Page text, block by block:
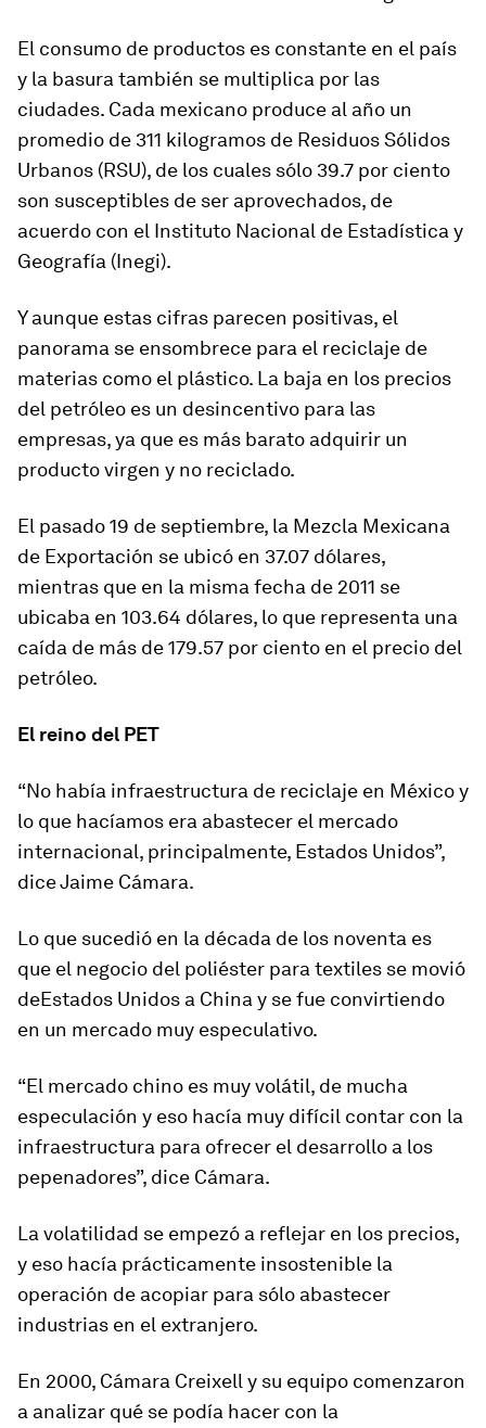
El consumo de productos es constante en el país
y la basura también se multiplica por las
ciudades. Cada mexicano produce al año un
promedio de 311 kilogramos de Residuos Sólidos
Urbanos (RSU), de los cuales sólo 39.7 por ciento
son susceptibles de ser aprovechados, de
acuerdo con el Instituto Nacional de Estadística y
Geografía (Inegi).
Y aunque estas cifras parecen positivas, el
panorama se ensombrece para el reciclaje de
materias como el plástico. La baja en los precios
del petróleo es un desincentivo para las
empresas, ya que es más barato adquirir un
producto virgen y no reciclado.
El pasado 19 de septiembre, la Mezcla Mexicana
de Exportación se ubicó en 37.07 dólares,
mientras que en la misma fecha de 2011 se
ubicaba en 103.64 dólares, lo que representa una
caída de más de 179.57 por ciento en el precio del
petróleo.
El reino del PET
“No había infraestructura de reciclaje en México y
lo que hacíamos era abastecer el mercado
internacional, principalmente, Estados Unidos”,
dice Jaime Cámara.
Lo que sucedió en la década de los noventa es
que el negocio del poliéster para textiles se movió
deEstados Unidos a China y se fue convirtiendo
en un mercado muy especulativo.
“El mercado chino es muy volátil, de mucha
especulación y eso hacía muy difícil contar con la
infraestructura para ofrecer el desarrollo a los
pepenadores”, dice Cámara.
La volatilidad se empezó a reflejar en los precios,
y eso hacía prácticamente insostenible la
operación de acopiar para sólo abastecer
industrias en el extranjero.
En 2000, Cámara Creixell y su equipo comenzaron
a analizar qué se podía hacer con la